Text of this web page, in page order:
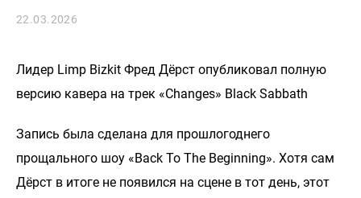
22.03.2026
Лидер Limp Bizkit Фред Дёрст опубликовал полную
версию кавера на трек «Changes» Black Sabbath
Запись была сделана для прошлогоднего
прощального шоу «Back To The Beginning». Хотя сам
Дёрст в итоге не появился на сцене в тот день, этот